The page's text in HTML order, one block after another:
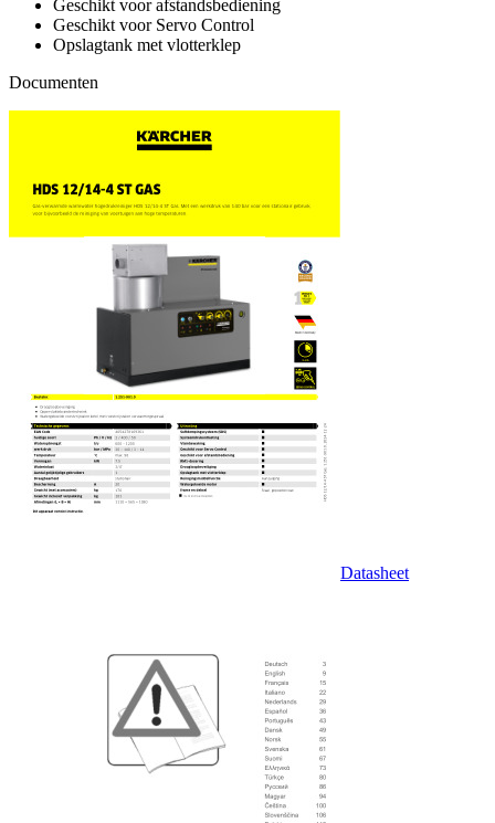
Geschikt voor afstandsbediening
Geschikt voor Servo Control
Opslagtank met vlotterklep
Documenten
Datasheet